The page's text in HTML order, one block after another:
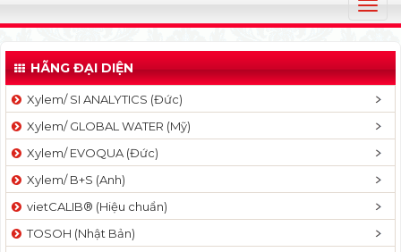
T
o
g
l
v
a
t
HÃNG ĐẠI DIỆN
Xylem/ SI ANALYTICS (Đức)
Xylem/ GLOBAL WATER (Mỹ)
Xylem/ EVOQUA (Đức)
Xylem/ B+S (Anh)
vietCALIB® (Hiệu chuẩn)
TOSOH (Nhật Bản)